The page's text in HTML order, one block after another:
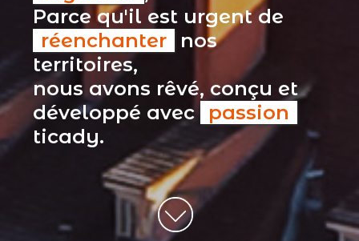
Parce qu'il est urgent de
réenchanter
nos
territoires,
nous avons rêvé, conçu et
développé avec passion
ticady.